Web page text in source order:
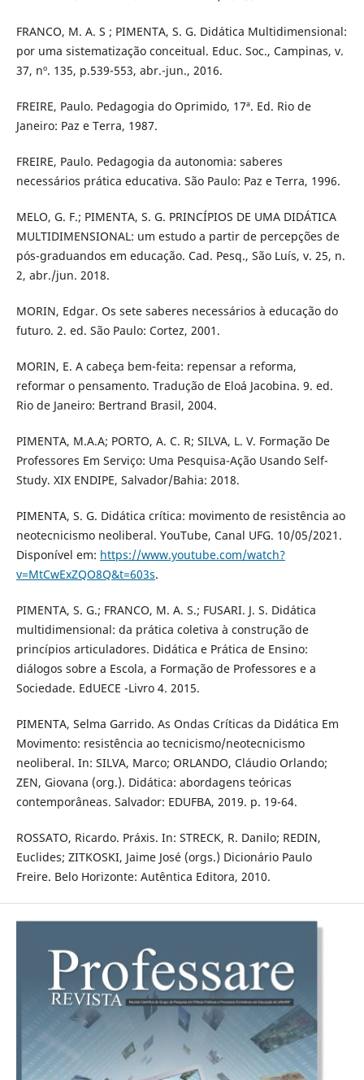
FRANCO, M. A. S ; PIMENTA, S. G. Didática Multidimensional:
por uma sistematização conceitual. Educ. Soc., Campinas, v.
37, nº. 135, p.539-553, abr.-jun., 2016.
FREIRE, Paulo. Pedagogia do Oprimido, 17ª. Ed. Rio de
Janeiro: Paz e Terra, 1987.
FREIRE, Paulo. Pedagogia da autonomia: saberes
necessários prática educativa. São Paulo: Paz e Terra, 1996.
MELO, G. F.; PIMENTA, S. G. PRINCÍPIOS DE UMA DIDÁTICA
MULTIDIMENSIONAL: um estudo a partir de percepções de
pós-graduandos em educação. Cad. Pesq., São Luís, v. 25, n.
2, abr./jun. 2018.
MORIN, Edgar. Os sete saberes necessários à educação do
futuro. 2. ed. São Paulo: Cortez, 2001.
MORIN, E. A cabeça bem-feita: repensar a reforma,
reformar o pensamento. Tradução de Eloá Jacobina. 9. ed.
Rio de Janeiro: Bertrand Brasil, 2004.
PIMENTA, M.A.A; PORTO, A. C. R; SILVA, L. V. Formação De
Professores Em Serviço: Uma Pesquisa-Ação Usando Self-
Study. XIX ENDIPE, Salvador/Bahia: 2018.
PIMENTA, S. G. Didática crítica: movimento de resistência ao
neotecnicismo neoliberal. YouTube, Canal UFG. 10/05/2021.
Disponível em: https://www.youtube.com/watch?
v=MtCwExZQO8Q&t=603s.
PIMENTA, S. G.; FRANCO, M. A. S.; FUSARI. J. S. Didática
multidimensional: da prática coletiva à construção de
princípios articuladores. Didática e Prática de Ensino:
diálogos sobre a Escola, a Formação de Professores e a
Sociedade. EdUECE -Livro 4. 2015.
PIMENTA, Selma Garrido. As Ondas Críticas da Didática Em
Movimento: resistência ao tecnicismo/neotecnicismo
neoliberal. In: SILVA, Marco; ORLANDO, Cláudio Orlando;
ZEN, Giovana (org.). Didática: abordagens teóricas
contemporâneas. Salvador: EDUFBA, 2019. p. 19-64.
ROSSATO, Ricardo. Práxis. In: STRECK, R. Danilo; REDIN,
Euclides; ZITKOSKI, Jaime José (orgs.) Dicionário Paulo
Freire. Belo Horizonte: Autêntica Editora, 2010.